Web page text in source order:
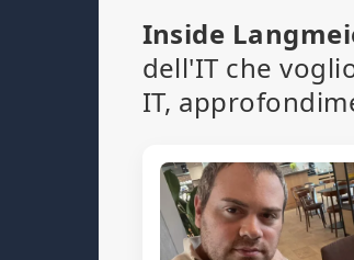
Inside
dell'IT che
IT,